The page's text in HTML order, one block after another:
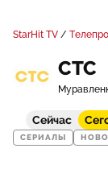
StarHit TV
СТС
Сейчас
СЕРИАЛЫ